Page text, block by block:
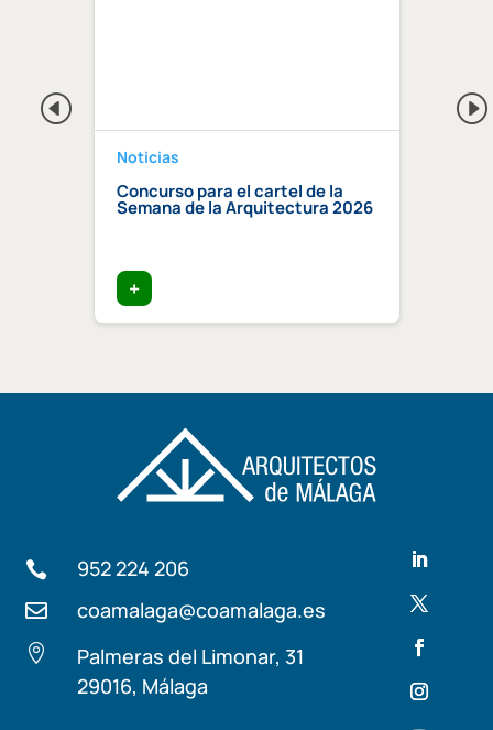
Noticias
Concurso para el cartel de la
Semana de la Arquitectura 2026
+
 952 224 206
 coamalaga@coamalaga.es

Palmeras del Limonar, 31
29016, Málaga